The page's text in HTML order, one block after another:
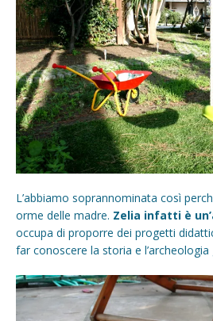
L’abbiamo soprannominata così
orme delle madre. Zelia infatti è
occupa di proporre dei progetti
far conoscere la storia e l’archeologia